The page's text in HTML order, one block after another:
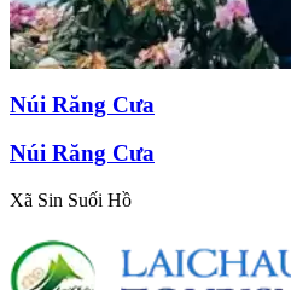
Núi Răng Cưa
Núi Răng Cưa
Xã Sin Suối Hồ